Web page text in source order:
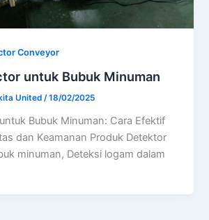
Conveyor
untuk Bubuk Minuman
United/18/02/2025
Bubuk Minuman: Cara Efektif
dan Keamanan Produk Detektor
minuman, Deteksi logam dalam